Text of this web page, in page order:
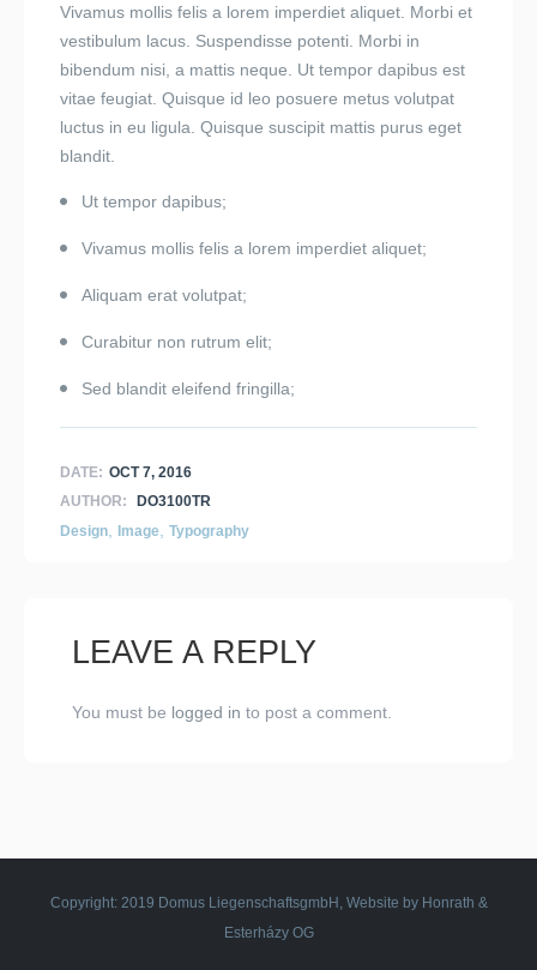
Vivamus mollis felis a lorem imperdiet aliquet. Morbi et
vestibulum lacus. Suspendisse potenti. Morbi in
bibendum nisi, a mattis neque. Ut tempor dapibus est
vitae feugiat. Quisque id leo posuere metus volutpat
luctus in eu ligula. Quisque suscipit mattis purus eget
blandit.
Ut tempor dapibus;
Vivamus mollis felis a lorem imperdiet aliquet;
Aliquam erat volutpat;
Curabitur non rutrum elit;
Sed blandit eleifend fringilla;
DATE: OCT 7, 2016
AUTHOR:
DO3100TR
Design
Image Typography
LEAVE A REPLY
You must be logged in to post a comment.
Copyright: 2019 Domus LiegenschaftsgmbH, Website by Honrath &
Esterházy OG